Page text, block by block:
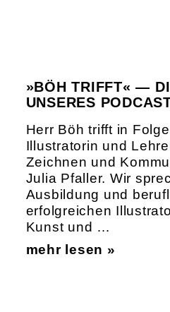
»BÖH TRIFFT« —
UNSERES
Herr Böh trifft in
Illustratorin und
Zeichnen und
Julia Pfaller. Wir
Ausbildung und
erfolgreichen
Kunst und …
mehr lesen »